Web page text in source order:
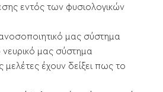
εντός των φυσιολογικών
μας σύστημα
νευρικό μας σύστημα
μελέτες έχουν δείξει πως το